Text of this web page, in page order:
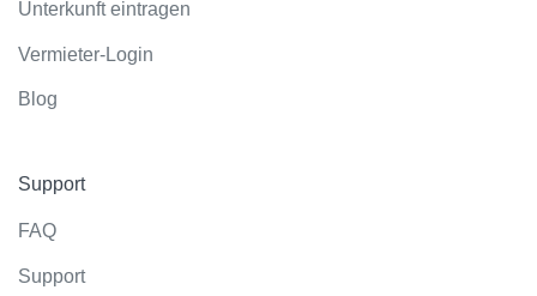
Unterkunft eintragen
Vermieter-Login
Blog
Support
FAQ
Support